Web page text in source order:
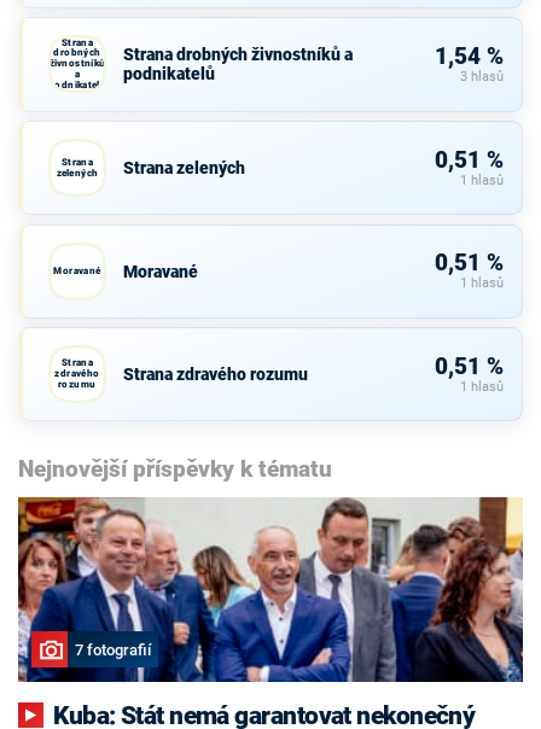
Strana
drobných
živnostníků
a
podnikatelů
Strana drobných živnostníků a
podnikatelů
1,54 %
3 hlasů
Strana
zelených
Strana zelených 0,51 %
1 hlasů
Moravané Moravané 0,51 %
1 hlasů
Strana
zdravého
rozumu
Strana zdravého rozumu 0,51 %
1 hlasů
Nejnovější příspěvky k tématu
7 fotografií